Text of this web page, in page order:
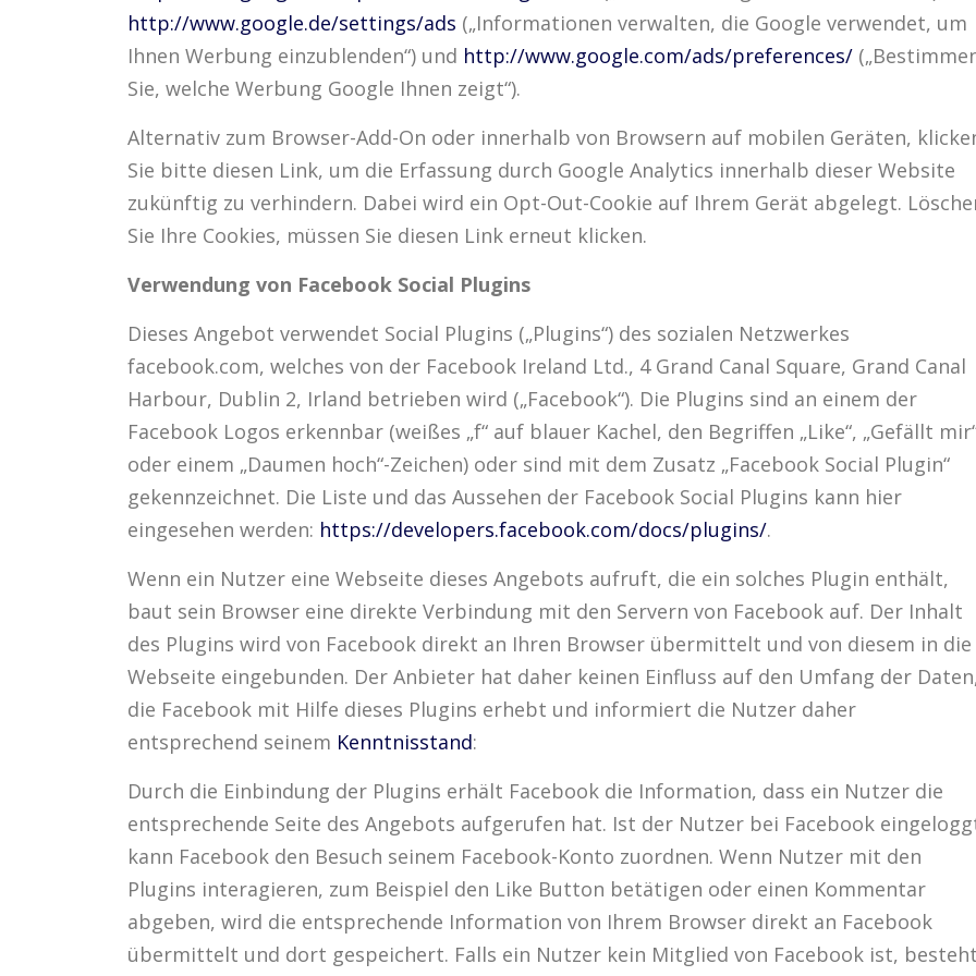
http://www.google.de/settings/ads („Informationen verwalten, die Google verwendet, um
Ihnen Werbung einzublenden“) und http://www.google.com/ads/preferences/
Sie, welche Werbung Google Ihnen zeigt“).
Alternativ zum Browser-Add-On oder innerhalb von Browsern auf mobilen Geräten,
Sie bitte diesen Link, um die Erfassung durch Google Analytics innerhalb dieser Website
zukünftig zu verhindern. Dabei wird ein Opt-Out-Cookie auf Ihrem Gerät abgelegt.
Sie Ihre Cookies, müssen Sie diesen Link erneut klicken.
Verwendung von Facebook Social Plugins
Dieses Angebot verwendet Social Plugins („Plugins“) des sozialen Netzwerkes
facebook.com, welches von der Facebook Ireland Ltd., 4 Grand Canal Square, Grand Canal
Harbour, Dublin 2, Irland betrieben wird („Facebook“). Die Plugins sind an einem der
Facebook Logos erkennbar (weißes „f“ auf blauer Kachel, den Begriffen „Like“, „Gefällt
oder einem „Daumen hoch“-Zeichen) oder sind mit dem Zusatz „Facebook Social Plugin“
gekennzeichnet. Die Liste und das Aussehen der Facebook Social Plugins kann hier
eingesehen werden: https://developers.facebook.com/docs/plugins/.
Wenn ein Nutzer eine Webseite dieses Angebots aufruft, die ein solches Plugin enthält,
baut sein Browser eine direkte Verbindung mit den Servern von Facebook auf. Der Inhalt
des Plugins wird von Facebook direkt an Ihren Browser übermittelt und von diesem in die
Webseite eingebunden. Der Anbieter hat daher keinen Einfluss auf den Umfang der
die Facebook mit Hilfe dieses Plugins erhebt und informiert die Nutzer daher
entsprechend seinem Kenntnisstand:
Durch die Einbindung der Plugins erhält Facebook die Information, dass ein Nutzer die
entsprechende Seite des Angebots aufgerufen hat. Ist der Nutzer bei Facebook
kann Facebook den Besuch seinem Facebook-Konto zuordnen. Wenn Nutzer mit den
Plugins interagieren, zum Beispiel den Like Button betätigen oder einen Kommentar
abgeben, wird die entsprechende Information von Ihrem Browser direkt an Facebook
übermittelt und dort gespeichert. Falls ein Nutzer kein Mitglied von Facebook ist, besteht